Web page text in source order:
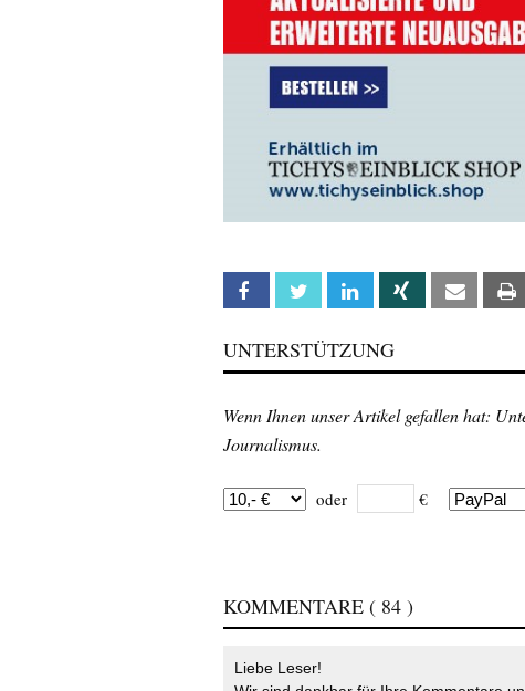
Facebook Twitter Linkedin Xing Email
UNTERSTÜTZUNG
Wenn Ihnen unser Artikel gefallen hat:
Journalismus.
oder €
KOMMENTARE ( 84 )
Liebe Leser!